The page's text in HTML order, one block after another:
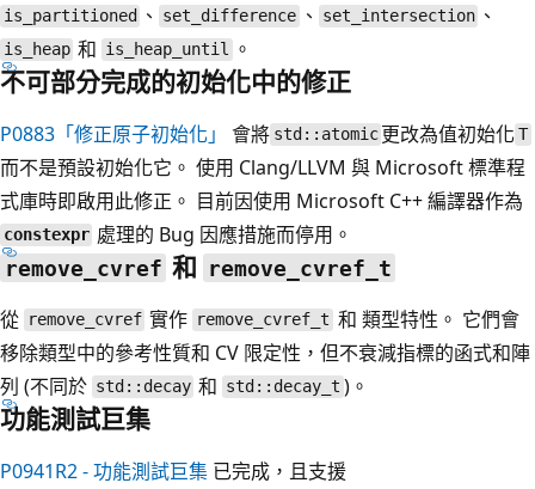
is_partitioned 、 set_difference 、 set_intersection 、
is_heap 和 is_heap_until 。
不可部分完成的初始化中的修正
P0883「修正原子初始化」 會將 std::atomic 更改為值初始化T
而不是預設初始化它。 使用 Clang/LLVM 與 Microsoft 標準程
式庫時即啟用此修正。 目前因使用 Microsoft C++ 編譯器作為
constexpr 處理的 Bug 因應措施而停用。
remove_cvref 和 remove_cvref_t
從 remove_cvref 實作 remove_cvref_t 和 類型特性。 它們會
移除類型中的參考性質和 CV 限定性，但不衰減指標的函式和陣
列 (不同於 std::decay 和 std::decay_t )。
功能測試巨集
P0941R2 - 功能測試巨集 已完成，且支援